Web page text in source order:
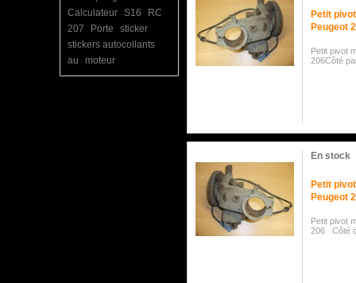
Calculateur S16
RC
207
Porte
sticker
stickers autocollants
au
moteur
Petit
Peugeot
Petit pivot
206Côté
En stock
Petit
Peugeot
Petit pivot
206 Côté